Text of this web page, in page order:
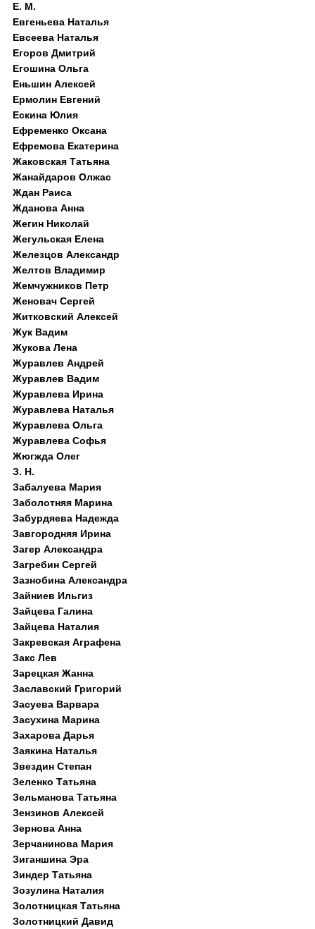
Е. М.
Евгеньева Наталья
Евсеева Наталья
Егоров Дмитрий
Егошина Ольга
Еньшин Алексей
Ермолин Евгений
Ескина Юлия
Ефременко Оксана
Ефремова Екатерина
Жаковская Татьяна
Жанайдаров Олжас
Ждан Раиса
Жданова Анна
Жегин Николай
Жегульская Елена
Железцов Александр
Желтов Владимир
Жемчужников Петр
Женовач Сергей
Житковский Алексей
Жук Вадим
Жукова Лена
Журавлев Андрей
Журавлев Вадим
Журавлева Ирина
Журавлева Наталья
Журавлева Ольга
Журавлева Софья
Жюгжда Олег
З. Н.
Забалуева Мария
Заболотняя Марина
Забурдяева Надежда
Завгородняя Ирина
Загер Александра
Загребин Сергей
Зазнобина Александра
Зайниев Ильгиз
Зайцева Галина
Зайцева Наталия
Закревская Аграфена
Закс Лев
Зарецкая Жанна
Заславский Григорий
Засуева Варвара
Засухина Марина
Захарова Дарья
Заякина Наталья
Звездин Степан
Зеленко Татьяна
Зельманова Татьяна
Зензинов Алексей
Зернова Анна
Зерчанинова Мария
Зиганшина Эра
Зиндер Татьяна
Зозулина Наталия
Золотницкая Татьяна
Золотницкий Давид